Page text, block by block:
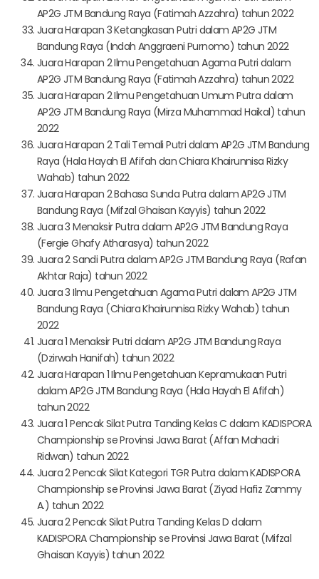
AP2G JTM Bandung Raya (Fatimah Azzahra) tahun 2022
Juara Harapan 3 Ketangkasan Putri dalam AP2G JTM
Bandung Raya (Indah Anggraeni Purnomo) tahun 2022
Juara Harapan 2 Ilmu Pengetahuan Agama Putri dalam
AP2G JTM Bandung Raya (Fatimah Azzahra) tahun 2022
Juara Harapan 2 Ilmu Pengetahuan Umum Putra dalam
AP2G JTM Bandung Raya (Mirza Muhammad Haikal) tahun
2022
Juara Harapan 2 Tali Temali Putri dalam AP2G JTM Bandung
Raya (Hala Hayah El Afifah dan Chiara Khairunnisa Rizky
Wahab) tahun 2022
Juara Harapan 2 Bahasa Sunda Putra dalam AP2G JTM
Bandung Raya (Mifzal Ghaisan Kayyis) tahun 2022
Juara 3 Menaksir Putra dalam AP2G JTM Bandung Raya
(Fergie Ghafy Atharasya) tahun 2022
Juara 2 Sandi Putra dalam AP2G JTM Bandung Raya (Rafan
Akhtar Raja) tahun 2022
Juara 3 Ilmu Pengetahuan Agama Putri dalam AP2G JTM
Bandung Raya (Chiara Khairunnisa Rizky Wahab) tahun
2022
Juara 1 Menaksir Putri dalam AP2G JTM Bandung Raya
(Dzirwah Hanifah) tahun 2022
Juara Harapan 1 Ilmu Pengetahuan Kepramukaan Putri
dalam AP2G JTM Bandung Raya (Hala Hayah El Afifah)
tahun 2022
Juara 1 Pencak Silat Putra Tanding Kelas C dalam KADISPORA
Championship se Provinsi Jawa Barat (Affan Mahadri
Ridwan) tahun 2022
Juara 2 Pencak Silat Kategori TGR Putra dalam KADISPORA
Championship se Provinsi Jawa Barat (Ziyad Hafiz Zammy
A.) tahun 2022
Juara 2 Pencak Silat Putra Tanding Kelas D dalam
KADISPORA Championship se Provinsi Jawa Barat (Mifzal
Ghaisan Kayyis) tahun 2022